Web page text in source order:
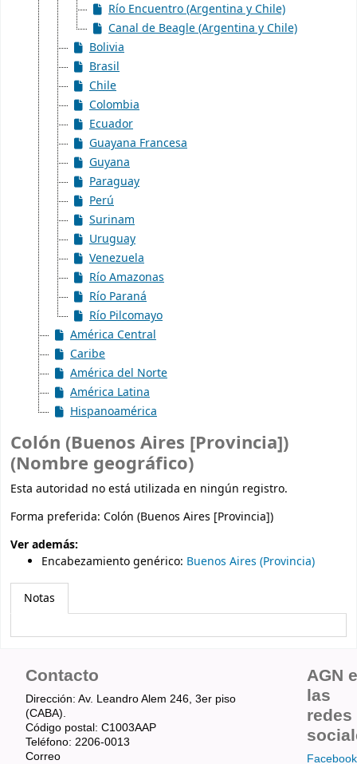
Río Encuentro (Argentina y Chile)
Canal de Beagle (Argentina y Chile)
Bolivia
Brasil
Chile
Colombia
Ecuador
Guayana Francesa
Guyana
Paraguay
Perú
Surinam
Uruguay
Venezuela
Río Amazonas
Río Paraná
Río Pilcomayo
América Central
Caribe
América del Norte
América Latina
Hispanoamérica
Colón (Buenos Aires [Provincia])
(Nombre geográfico)
Esta autoridad no está utilizada en ningún registro.
Forma preferida: Colón (Buenos Aires [Provincia])
Ver además:
Encabezamiento genérico: Buenos Aires (Provincia)
Notas
Contacto
Dirección: Av. Leandro Alem 246, 3er piso
(CABA).
Código postal: C1003AAP
Teléfono: 2206-0013
Correo
AGN
las
redes
Facebook